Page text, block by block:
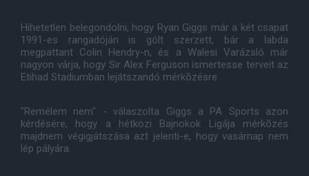
Hihetetlen belegondolni, hogy Ryan Giggs már a két csapat
1991-es rangadóján is gólt szerzett, bár a labda
megpattant Colin Hendry-n, és a Walesi Varázsló már
nagyon várja, hogy Sir Alex Ferguson ismertesse terveit az
Etihad Stadiumban lejátszandó mérkõzésre.
"Remélem nem" - válaszolta Giggs a PA Sports azon
kérdésére, hogy a hétközi Bajnokok Ligája mérkõzés
majdnem végigjátszása azt jelenti-e, hogy vasárnap nem
lép pályára.